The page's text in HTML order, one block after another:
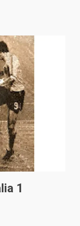
1